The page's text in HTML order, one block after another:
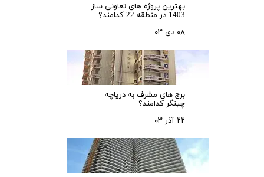
بهترین پروژه های تعاونی ساز
1403 در منطقه 22 کدامند؟
۰۸ دی ۰۳
برج های مشرف به دریاچه
چیتگر کدامند؟
۲۲ آذر ۰۳